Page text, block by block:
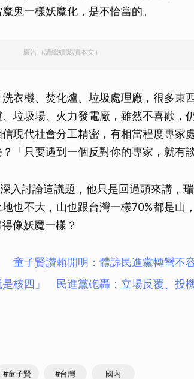
鬼一樣妖魔化，是不恰當的。
廣告（請繼續閱讀本文）
衣機、焚化爐、垃圾處理廠，很多東
垃圾場、火力發電廠，雖然不喜歡，
現代社會分工精密，有相當程度專家
「只要遇到一個反對你的專家，就有
入討論這議題，他只是回過頭來講，
也不大，山也跟台灣一樣70%都是山
像妖魔一樣？
童子賢讚賴開明：體諒民進黨轉彎不
核四」 民進黨砲轟：立場反覆、投
#童子賢 #台灣 國內
取消